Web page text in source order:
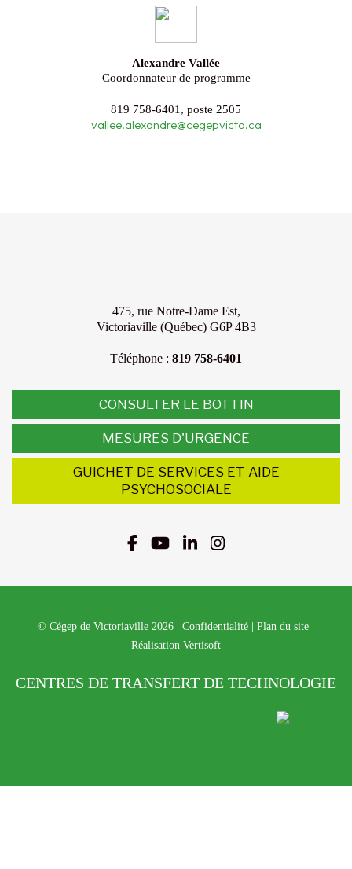
Alexandre Vallée
Coordonnateur de programme
819 758-6401, poste 2505
vallee.alexandre@cegepvicto.ca
475, rue Notre-Dame Est,
Victoriaville (Québec) G6P 4B3
Téléphone : 819 758-6401
CONSULTER LE BOTTIN
MESURES D'URGENCE
GUICHET DE SERVICES ET AIDE
PSYCHOSOCIALE
© Cégep de Victoriaville 2026 Confidentialité Plan du site
Réalisation Vertisoft
CENTRES DE TRANSFERT DE TECHNOLOGIE